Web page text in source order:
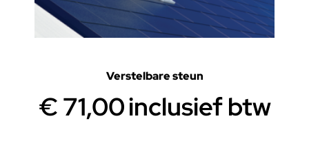
Verstelbare steun
€71,00inclusief btw